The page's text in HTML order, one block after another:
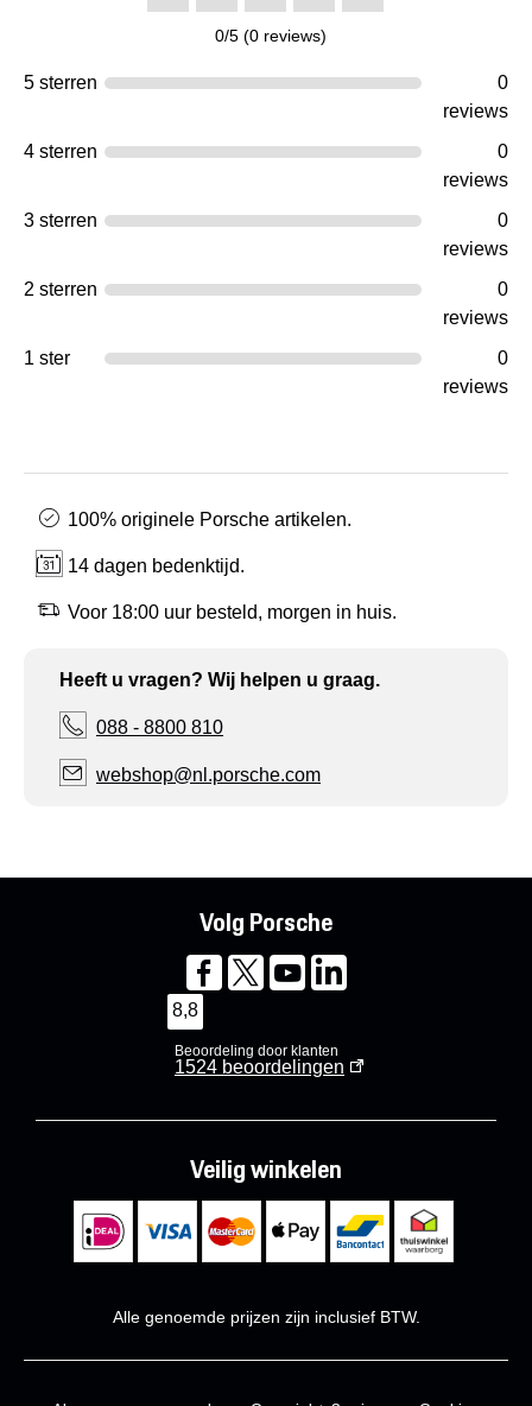
0/5 (0 reviews)
5 sterren
0
reviews
4 sterren
0
reviews
3 sterren
0
reviews
2 sterren
0
reviews
1 ster
0
reviews
100% originele Porsche artikelen.
14 dagen bedenktijd.
Voor 18:00 uur besteld, morgen in huis.
Heeft u vragen? Wij helpen u graag.
088 - 8800 810
webshop@nl.porsche.com
Volg Porsche
8,8
Beoordeling door klanten
1524 beoordelingen
Veilig winkelen
Alle genoemde prijzen zijn inclusief BTW.